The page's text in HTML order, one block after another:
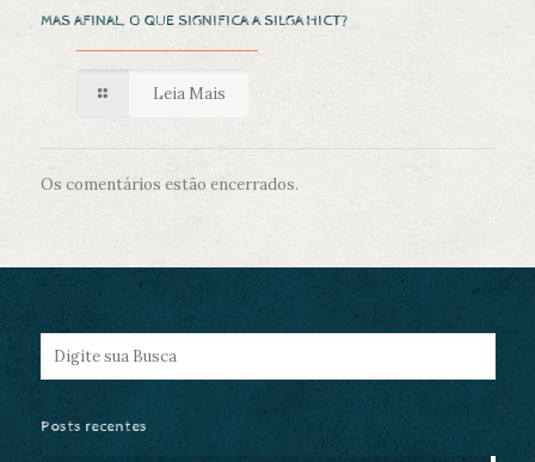
MAS AFINAL, O QUE SIGNIFICA A SILGA HICT?
Leia Mais
Os comentários estão encerrados.
Posts recentes